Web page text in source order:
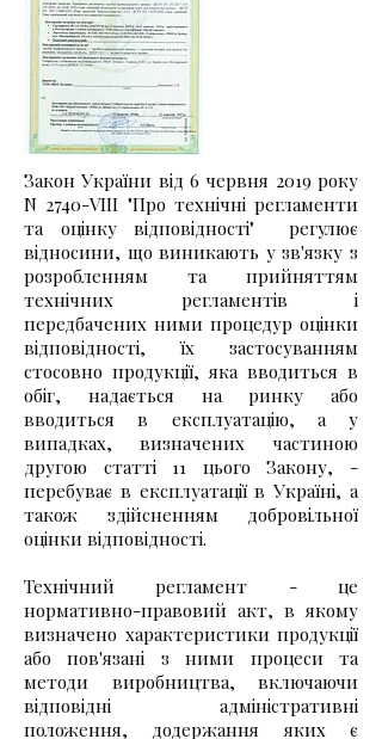
Закон України від 6 червня 2019 року
N 2740-VIII "Про технічні регламенти
та оцінку відповідності" регулює
відносини, що виникають у зв'язку з
розробленням та прийняттям
технічних регламентів і
передбачених ними процедур оцінки
відповідності, їх застосуванням
стосовно продукції, яка вводиться в
обіг, надається на ринку або
вводиться в експлуатацію, а у
випадках, визначених частиною
другою статті 11 цього Закону, -
перебуває в експлуатації в Україні, а
також здійсненням добровільної
оцінки відповідності.
​Технічний регламент - це
нормативно-правовий акт, в якому
визначено характеристики продукції
або пов'язані з ними процеси та
методи виробництва, включаючи
відповідні адміністративні
положення, додержання яких є